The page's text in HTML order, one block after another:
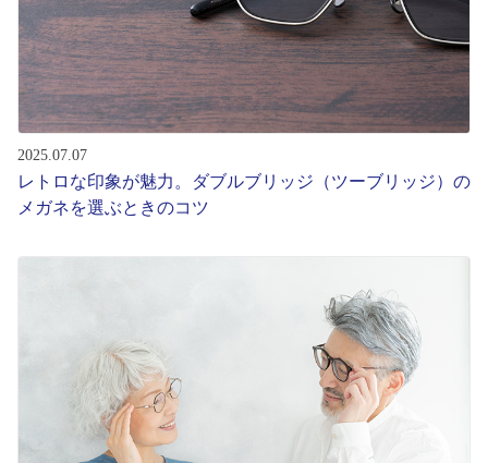
2025.07.07
レトロな印象が魅力。ダブルブリッジ（ツーブリッジ）の
メガネを選ぶときのコツ